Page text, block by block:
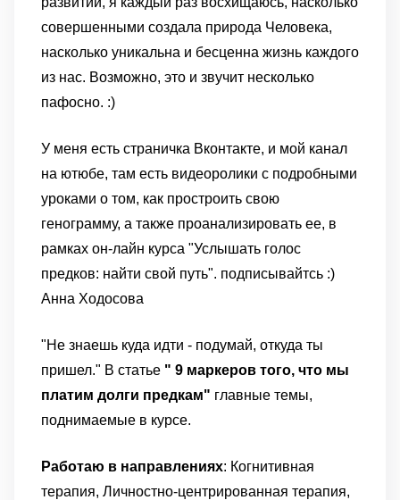
совершенными создала природа Человека,
насколько уникальна и бесценна жизнь каждого
из нас. Возможно, это и звучит несколько
пафосно. :)
У меня есть страничка Вконтакте, и мой канал
на ютюбе, там есть видеоролики с подробными
уроками о том, как простроить свою
генограмму, а также проанализировать ее, в
рамках он-лайн курса "Услышать голос
предков: найти свой путь". подписывайтсь :)
Анна Ходосова
"Не знаешь куда идти - подумай, откуда ты
пришел." В статье " 9 маркеров того, что мы
платим долги предкам" главные темы,
поднимаемые в курсе.
Работаю в направлениях: Когнитивная
терапия, Личностно-центрированная терапия,